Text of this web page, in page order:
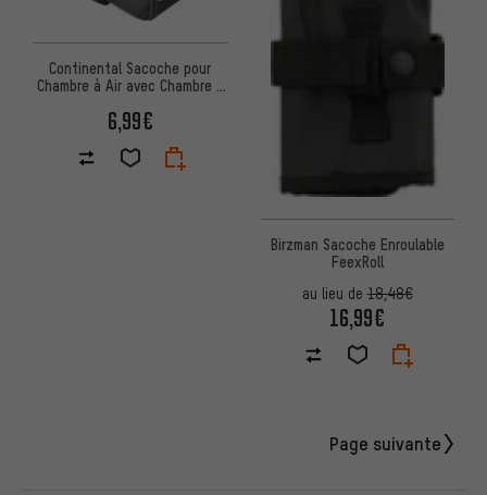
Continental Sacoche pour
Chambre à Air avec Chambre à
6,99€
Birzman Sacoche Enroulable
FeexRoll
au lieu de18,48€
16,99€
Page suivante